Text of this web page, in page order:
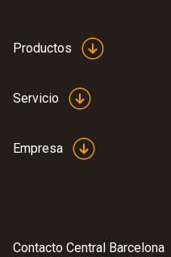
Productos
Servicio
Empresa
Contacto Central Barcelona